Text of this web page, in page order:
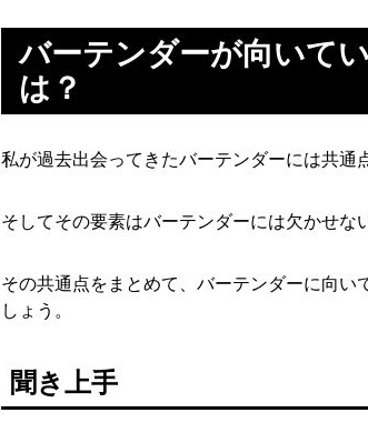
バーテンダーが向いて
は？
私が過去出会ってきたバーテンダーには共通
そしてその要素はバーテンダーには欠かせな
その共通点をまとめて、バーテンダーに向い
しょう。
聞き上手